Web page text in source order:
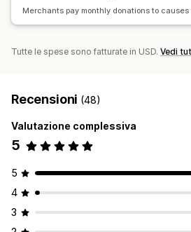
Personalizzazione
Badge
Cassa attiva Widget per le
Merchants pay monthly donations to
Tutte le spese sono fatturate in USD. Vedi
Recensioni (48)
Valutazione complessiva
5
5
4
3